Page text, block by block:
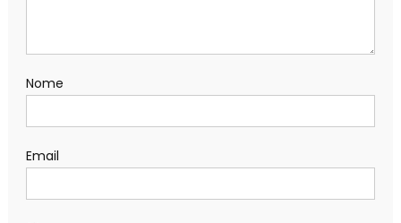
Nome
Email